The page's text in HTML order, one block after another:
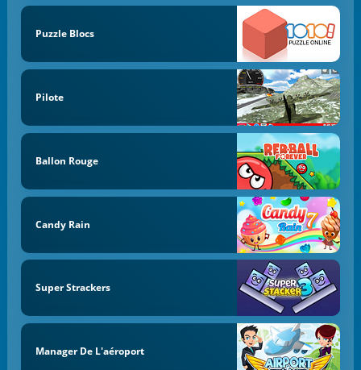
Puzzle Blocs
Pilote
Ballon Rouge
Candy Rain
Super Strackers
Manager De L'aéroport